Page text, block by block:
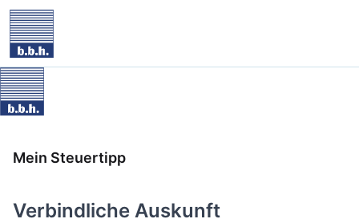
Mein Steuertipp
Verbindliche Auskunft